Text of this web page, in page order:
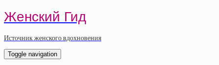
Женский Гид
Источник женского вдохновения
Toggle navigation